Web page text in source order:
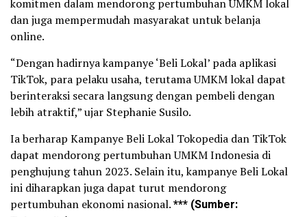
komitmen dalam mendorong pertumbuhan UMKM lokal
dan juga mempermudah masyarakat untuk belanja
online.
“Dengan hadirnya kampanye ‘Beli Lokal’ pada aplikasi
TikTok, para pelaku usaha, terutama UMKM lokal dapat
berinteraksi secara langsung dengan pembeli dengan
lebih atraktif,” ujar Stephanie Susilo.
Ia berharap Kampanye Beli Lokal Tokopedia dan TikTok
dapat mendorong pertumbuhan UMKM Indonesia di
penghujung tahun 2023. Selain itu, kampanye Beli Lokal
ini diharapkan juga dapat turut mendorong
pertumbuhan ekonomi nasional.*** (Sumber: